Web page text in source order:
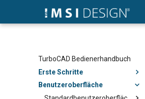
TurboCAD Bedienerhandbuch
Erste Schritte
Benutzeroberfläche